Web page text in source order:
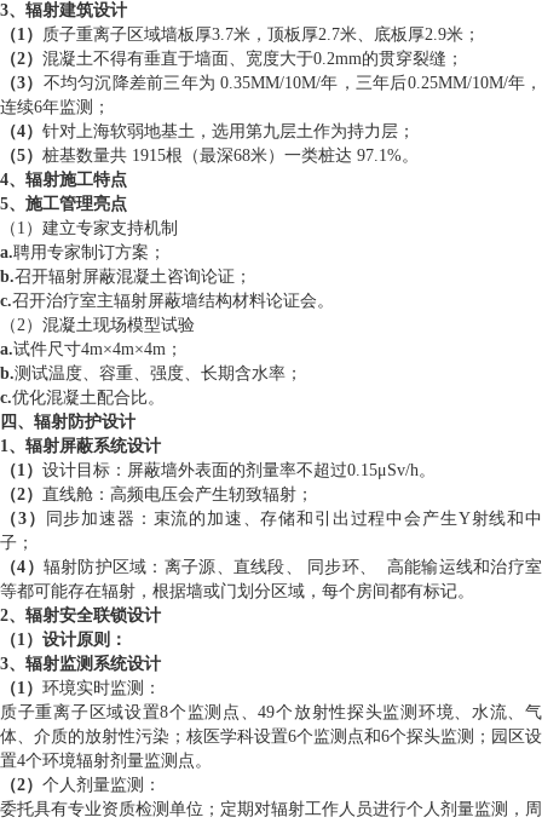
3、辐射建筑设计
（1） 质子重离子区域墙板厚3.7米，顶板厚2.7米、底板厚2.9米；
（2） 混凝土不得有垂直于墙面、宽度大于0.2mm的贯穿裂缝；
（3） 不均匀沉降差前三年为 0.35MM/10M/年，三年后0.25MM/10M/年，
连续6年监测；
（4） 针对上海软弱地基土，选用第九层土作为持力层；
（5） 桩基数量共 1915根（最深68米）一类桩达 97.1%。
4、辐射施工特点
5、施工管理亮点
（1）建立专家支持机制
a.聘用专家制订方案；
b.召开辐射屏蔽混凝土咨询论证；
c.召开治疗室主辐射屏蔽墙结构材料论证会。
（2）混凝土现场模型试验
a.试件尺寸4m×4m×4m；
b.测试温度、容重、强度、长期含水率；
c.优化混凝土配合比。
四、辐射防护设计
1、 辐射屏蔽系统设计
（1） 设计目标：屏蔽墙外表面的剂量率不超过0.15μSv/h。
（2） 直线舱：高频电压会产生轫致辐射；
（3）
同步加速器：束流的加速、存储和引出过程中会产生Y射线和中
子；
（4） 辐射防护区域：离子源、直线段、 同步环、 高能输运线和治疗室
等都可能存在辐射，根据墙或门划分区域，每个房间都有标记。
2、辐射安全联锁设计
（1）设计原则：
3、辐射监测系统设计
（1） 环境实时监测：
质子重离子区域设置8个监测点、49个放射性探头监测环境、水流、气
体、介质的放射性污染；核医学科设置6个监测点和6个探头监测；园区设
置4个环境辐射剂量监测点。
（2） 个人剂量监测：
委托具有专业资质检测单位；定期对辐射工作人员进行个人剂量监测，周